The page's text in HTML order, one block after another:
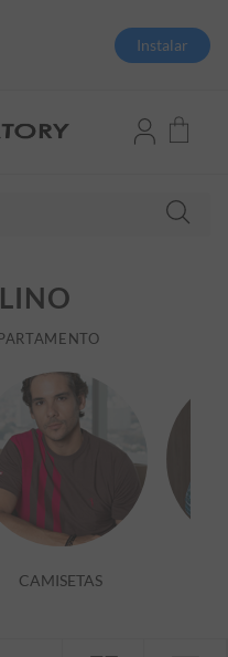
Instalar
CAMISETAS
camisas polo
camiseta listrada
boné
camiseta
pima
jaqueta
bermuda